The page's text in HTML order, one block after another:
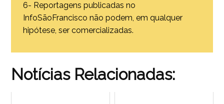
6- Reportagens publicadas no
InfoSãoFrancisco não podem, em qualquer
hipótese, ser comercializadas.
Notícias Relacionadas: